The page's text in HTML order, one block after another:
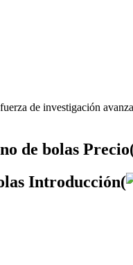
de investigación
de bolas
Introducción(